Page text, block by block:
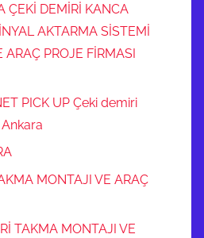
ÇEKİ DEMİRİ KANCA
AKTARMA SİSTEMİ
PROJE FİRMASI
PICK UP Çeki demiri
MONTAJI VE ARAÇ
TAKMA MONTAJI VE